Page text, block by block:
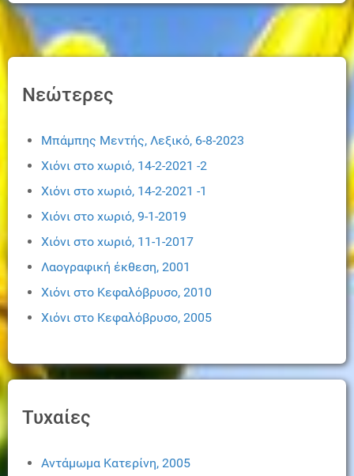
Νεώτερες
Μπάμπης Μεντής, Λεξικό, 6-8-2023
Χιόνι στο χωριό, 14-2-2021 -2
Χιόνι στο χωριό, 14-2-2021 -1
Χιόνι στο χωριό, 9-1-2019
Χιόνι στο χωριό, 11-1-2017
Λαογραφική έκθεση, 2001
Χιόνι στο Κεφαλόβρυσο, 2010
Χιόνι στο Κεφαλόβρυσο, 2005
Τυχαίες
Αντάμωμα Κατερίνη, 2005